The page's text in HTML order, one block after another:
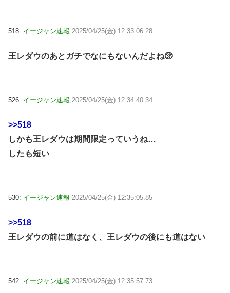
518: イージャン速報 2025/04/25(金) 12:33:06.28
王レダウのあとガチでなにもないんだよね🥺
526: イージャン速報 2025/04/25(金) 12:34:40.34
>>518
しかも王レダウは期間限定っていうね…
したも短い
530: イージャン速報 2025/04/25(金) 12:35:05.85
>>518
王レダウの前に道はなく、王レダウの後にも道はない
542: イージャン速報 2025/04/25(金) 12:35:57.73